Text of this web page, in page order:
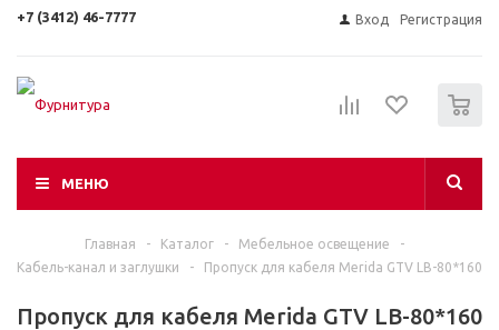
+7 (3412) 46-7777 Вход Регистрация
МЕНЮ
Главная - Каталог - Мебельное освещение
-
Кабель-канал и заглушки
- Пропуск для кабеля Merida GTV LB-80*160
Пропуск для кабеля Merida GTV LB-80*160